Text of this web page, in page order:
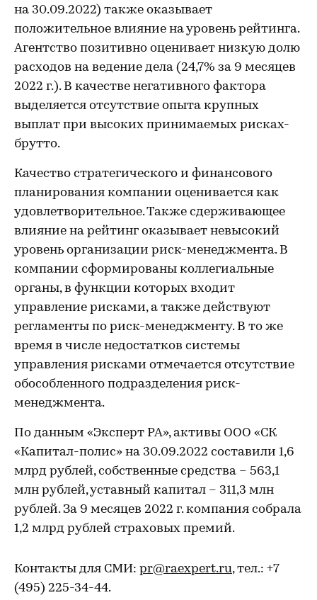
на 30.09.2022) также оказывает
положительное влияние на уровень рейтинга.
Агентство позитивно оценивает низкую долю
расходов на ведение дела (24,7% за 9 месяцев
2022 г.). В качестве негативного фактора
выделяется отсутствие опыта крупных
выплат при высоких принимаемых рисках-
брутто.
Качество стратегического и финансового
планирования компании оценивается как
удовлетворительное. Также сдерживающее
влияние на рейтинг оказывает невысокий
уровень организации риск-менеджмента. В
компании сформированы коллегиальные
органы, в функции которых входит
управление рисками, а также действуют
регламенты по риск-менеджменту. В то же
время в числе недостатков системы
управления рисками отмечается отсутствие
обособленного подразделения риск-
менеджмента.
По данным «Эксперт РА», активы ООО «СК
«Капитал-полис» на 30.09.2022 составили 1,6
млрд рублей, собственные средства – 563,1
млн рублей, уставный капитал – 311,3 млн
рублей. За 9 месяцев 2022 г. компания собрала
1,2 млрд рублей страховых премий.
Контакты для СМИ: pr@raexpert.ru, тел.: +7
(495) 225-34-44.